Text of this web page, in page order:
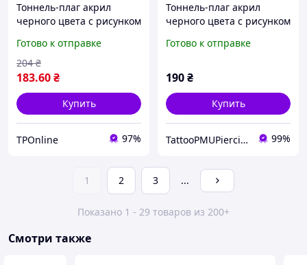
Тоннель-плаг акрил
черного цвета с рисунком
стразами по контуру
12мм UFTNJ03
Готово к отправке
183.60₴
204 ₴
Купить
TPOnline 97%
Тоннель-плаг акрил
черного цвета с рисунком
стразами по контуру
Готово к отправке
190₴
Купить
TattooPMUPiercing 99%
1 2 3 ...
Показано 1 - 29 товаров из 200+
Смотри также